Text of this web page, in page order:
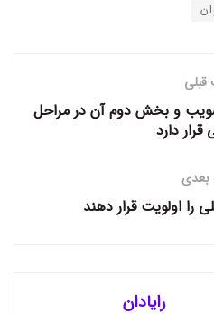
بودجه 1403، تصویب و بخش دوم آن در مراحل
قرار دارد
را اولویت قرار دهند
رایادان